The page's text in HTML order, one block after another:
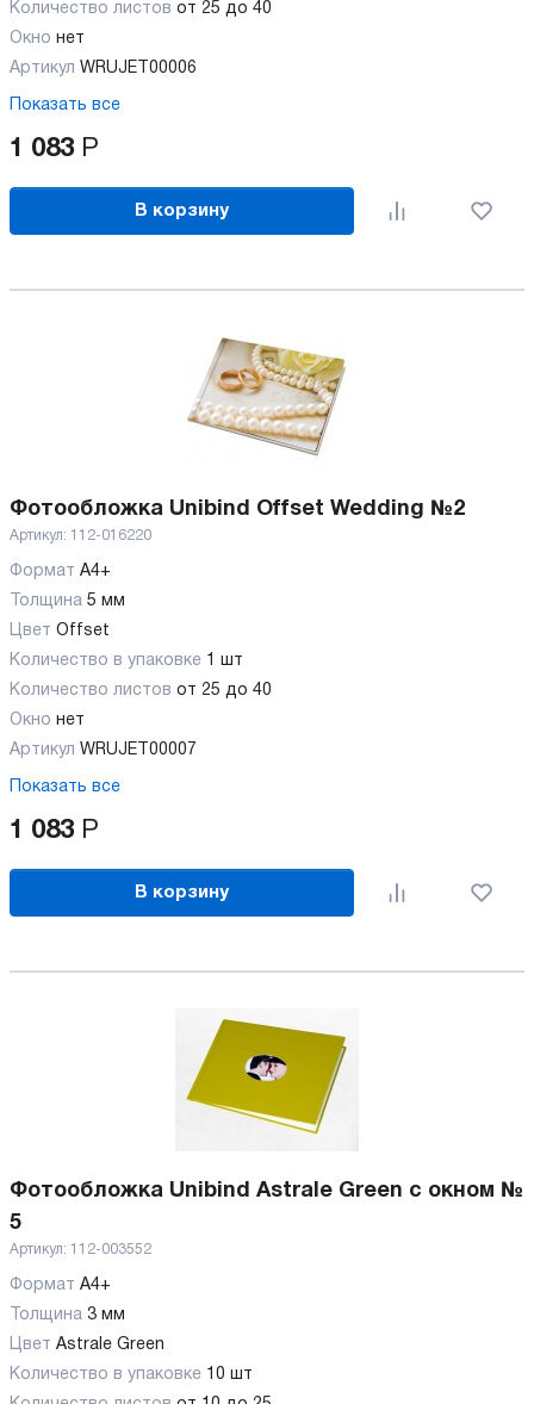
Количество листов от 25 до 40
Окно нет
Артикул WRUJET00006
Показать все
1 083 Р
В корзину
Фотообложка Unibind Offset Wedding №2
Артикул: 112-016220
Формат А4+
Толщина 5 мм
Цвет Offset
Количество в упаковке 1 шт
Количество листов от 25 до 40
Окно нет
Артикул WRUJET00007
Показать все
1 083 Р
В корзину
Фотообложка Unibind Astrale Green с окном №
5
Артикул: 112-003552
Формат А4+
Толщина 3 мм
Цвет Astrale Green
Количество в упаковке 10 шт